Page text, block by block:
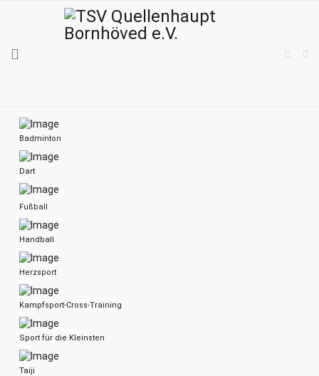
Badminton
Dart
Fußball
Handball
Herzsport
Kampfsport-Cross-Training
Sport für die Kleinsten
Taiji